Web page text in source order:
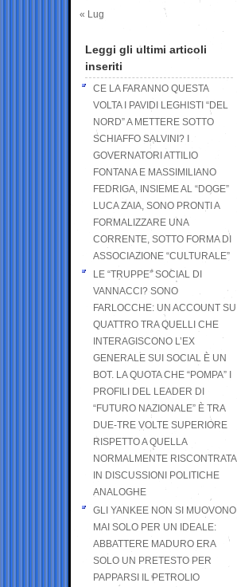
« Lug
Leggi gli ultimi articoli
inseriti
CE LA FARANNO QUESTA
VOLTA I PAVIDI LEGHISTI “DEL
NORD” A METTERE SOTTO
SCHIAFFO SALVINI? I
GOVERNATORI ATTILIO
FONTANA E MASSIMILIANO
FEDRIGA, INSIEME AL “DOGE”
LUCA ZAIA, SONO PRONTI A
FORMALIZZARE UNA
CORRENTE, SOTTO FORMA DI
ASSOCIAZIONE “CULTURALE”
LE “TRUPPE” SOCIAL DI
VANNACCI? SONO
FARLOCCHE: UN ACCOUNT SU
QUATTRO TRA QUELLI CHE
INTERAGISCONO L’EX
GENERALE SUI SOCIAL È UN
BOT. LA QUOTA CHE “POMPA” I
PROFILI DEL LEADER DI
“FUTURO NAZIONALE” È TRA
DUE-TRE VOLTE SUPERIORE
RISPETTO A QUELLA
NORMALMENTE RISCONTRATA
IN DISCUSSIONI POLITICHE
ANALOGHE
GLI YANKEE NON SI MUOVONO
MAI SOLO PER UN IDEALE:
ABBATTERE MADURO ERA
SOLO UN PRETESTO PER
PAPPARSI IL PETROLIO